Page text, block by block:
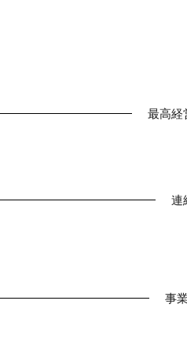
最高経
連
事